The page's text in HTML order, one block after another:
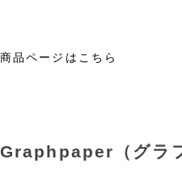
商品ページはこちら
Graphpaper（グラ